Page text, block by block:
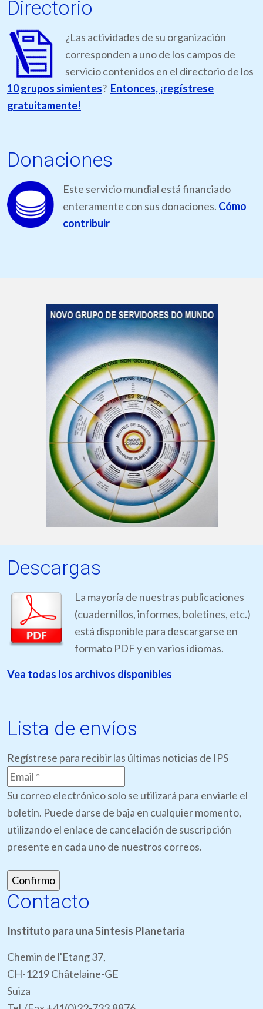
Directorio
¿Las actividades de su organización
corresponden a uno de los campos de
servicio contenidos en el directorio de los
10 grupos simientes? Entonces, ¡regístrese
gratuitamente!
Donaciones
Este servicio mundial está financiado
enteramente con sus donaciones. Cómo
contribuir
Descargas
La mayoría de nuestras publicaciones
(cuadernillos, informes, boletines, etc.)
está disponible para descargarse en
formato PDF y en varios idiomas.
Vea todas los archivos disponibles
Lista de envíos
Regístrese para recibir las últimas noticias de IPS
Su correo electrónico solo se utilizará para enviarle el
boletín. Puede darse de baja en cualquier momento,
utilizando el enlace de cancelación de suscripción
presente en cada uno de nuestros correos.
Contacto
Instituto para una Síntesis Planetaria
Chemin de l'Etang 37,
CH-1219 Châtelaine-GE
Suiza